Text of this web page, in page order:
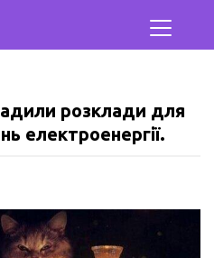
розклади для
електроенергії.